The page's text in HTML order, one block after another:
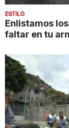
ESTILO
Enlistamos
faltar en tu